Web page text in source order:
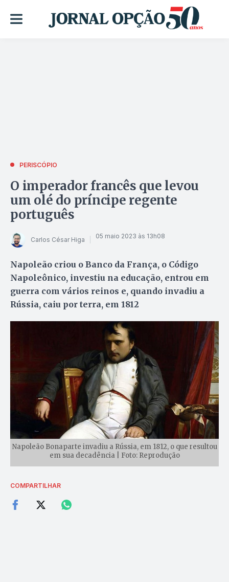
PERISCÓPIO
O imperador francês que levou
um olé do príncipe regente
português
Carlos César Higa 05 maio 2023 às 13h08
Napoleão criou o Banco da França, o Código
Napoleônico, investiu na educação, entrou em
guerra com vários reinos e, quando invadiu a
Rússia, caiu por terra, em 1812
Napoleão Bonaparte invadiu a Rússia, em 1812, o que resultou
em sua decadência | Foto: Reprodução
COMPARTILHAR